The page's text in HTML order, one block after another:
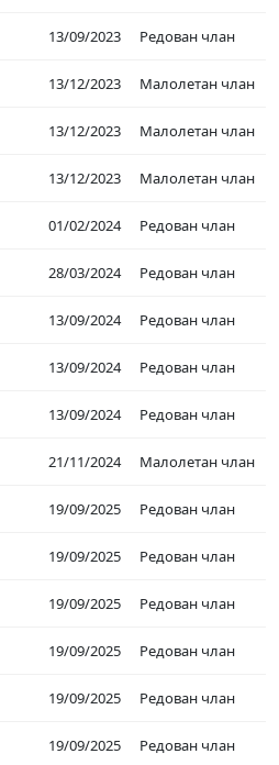
13/09/2023 Редован члан
13/12/2023 Малолетан члан
13/12/2023 Малолетан члан
13/12/2023 Малолетан члан
01/02/2024 Редован члан
28/03/2024 Редован члан
13/09/2024 Редован члан
13/09/2024 Редован члан
13/09/2024 Редован члан
21/11/2024 Малолетан члан
19/09/2025 Редован члан
19/09/2025 Редован члан
19/09/2025 Редован члан
19/09/2025 Редован члан
19/09/2025 Редован члан
19/09/2025 Редован члан